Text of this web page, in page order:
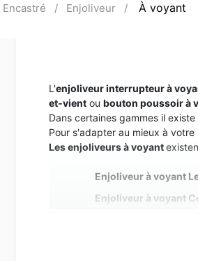
Encastré Enjoliveur À voyant
L'enjoliveur interrupteur à
et-vientou bouton poussoir à
Dans certaines gammes il existe
Pour s'adapter au mieux à
Les enjoliveurs à voyant
Enjoliveur à voyant
Enjoliveur à voyant